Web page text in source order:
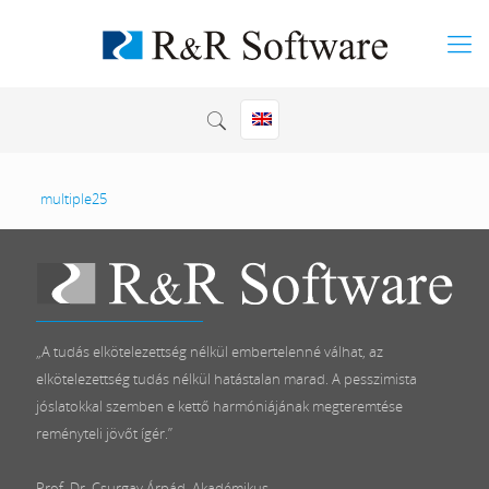
multiple25
„A tudás elkötelezettség nélkül embertelenné válhat, az
elkötelezettség tudás nélkül hatástalan marad. A pesszimista
jóslatokkal szemben e kettő harmóniájának megteremtése
reményteli jövőt ígér.”